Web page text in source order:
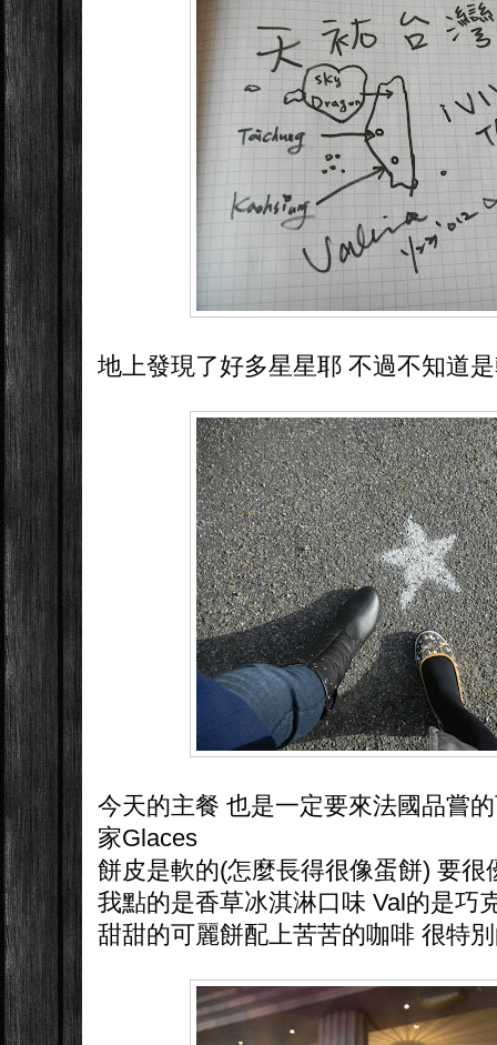
地上發現了好多星星耶 不過不知道
今天的主餐 也是一定要來法國品嘗
家Glaces
餅皮是軟的(怎麼長得很像蛋餅) 要很
我點的是香草冰淇淋口味 Val的是巧
甜甜的可麗餅配上苦苦的咖啡 很特